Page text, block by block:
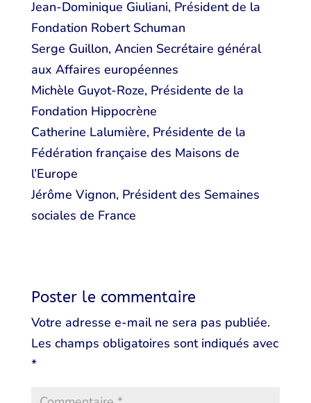
Jean-Dominique Giuliani, Président de la
Fondation Robert Schuman
Serge Guillon, Ancien Secrétaire général
aux Affaires européennes
Michèle Guyot-Roze, Présidente de la
Fondation Hippocrène
Catherine Lalumière, Présidente de la
Fédération française des Maisons de
l’Europe
Jérôme Vignon, Président des Semaines
sociales de France
Poster le commentaire
Votre adresse e-mail ne sera pas publiée.
Les champs obligatoires sont indiqués avec
*